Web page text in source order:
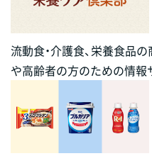
流動食・介護食、栄養食品
や高齢者の方のための情報